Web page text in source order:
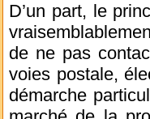
D’un part, le
de ne pas
voies postale,
démarche